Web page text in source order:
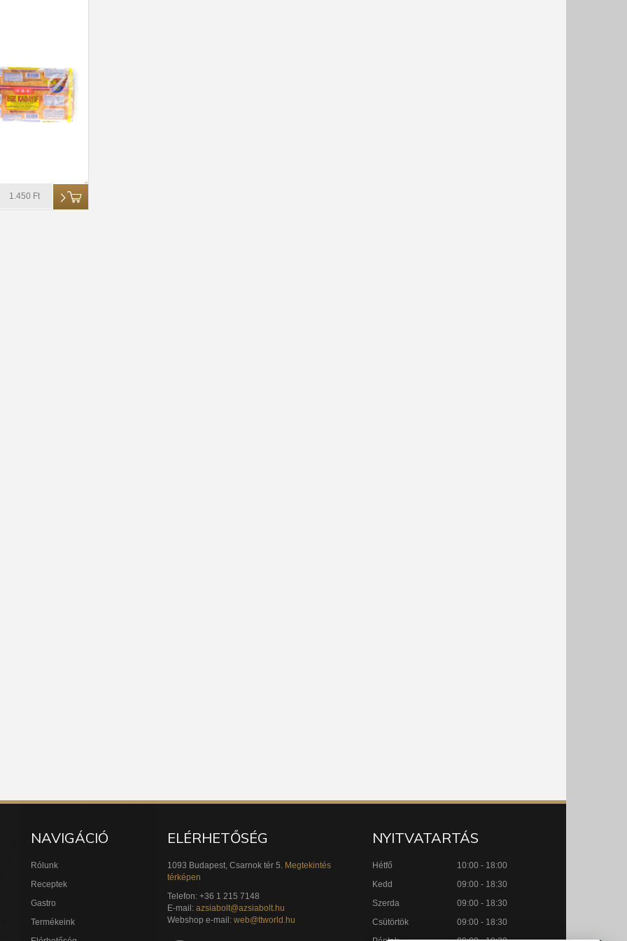
1.450 Ft
NAVIGÁCIÓ
Rólunk
Receptek
Gastro
Termékeink
ELÉRHETŐSÉG
1093 Budapest, Csarnok tér 5. Megtekintés
térképen
Telefon: +36 1 215 7148
E-mail: azsiabolt@azsiabolt.hu
Webshop e-mail: web@ttworld.hu
NYITVATARTÁS
Hétfő
10:00 - 18:00
Kedd
09:00 - 18:30
Szerda
09:00 - 18:30
Csütörtök
09:00 - 18:30